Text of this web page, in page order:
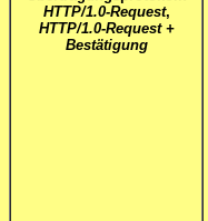
HTTP/1.0-Request,
HTTP/1.0-Request +
Bestätigung